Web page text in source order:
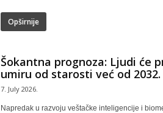
Opširnije
Šokantna prognoza: Ljudi će
umiru od starosti već od
7. July 2026.
Napredak u razvoju veštačke inteligencije i